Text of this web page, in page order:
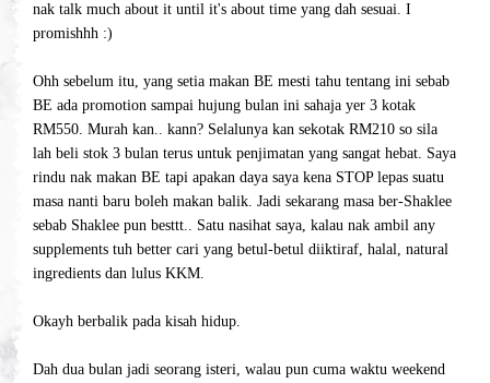
nak talk much about it until it's about time yang dah sesuai. I
promishhh :)
Ohh sebelum itu, yang setia makan BE mesti tahu tentang ini sebab
BE ada promotion sampai hujung bulan ini sahaja yer 3 kotak
RM550. Murah kan.. kann? Selalunya kan sekotak RM210 so sila
lah beli stok 3 bulan terus untuk penjimatan yang sangat hebat. Saya
rindu nak makan BE tapi apakan daya saya kena STOP lepas suatu
masa nanti baru boleh makan balik. Jadi sekarang masa ber-Shaklee
sebab Shaklee pun besttt.. Satu nasihat saya, kalau nak ambil any
supplements tuh better cari yang betul-betul diiktiraf, halal, natural
ingredients dan lulus KKM.
Okayh berbalik pada kisah hidup.
Dah dua bulan jadi seorang isteri, walau pun cuma waktu weekend